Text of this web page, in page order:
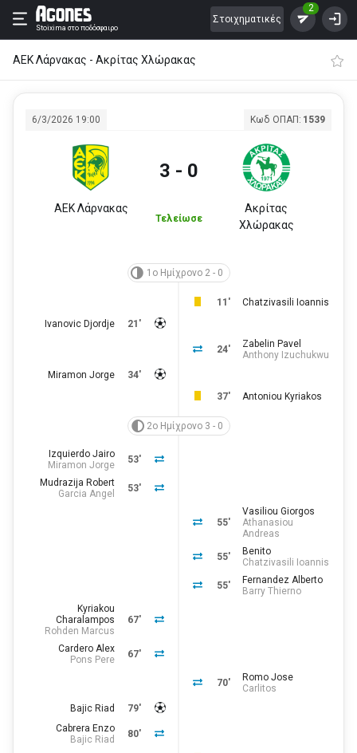
Stoixima στο ποδόσφαιρο
Στοιχηματικές
2
ΑΕΚ Λάρνακας - Ακρίτας Χλώρακας
6/3/2026 19:00 Κωδ ΟΠΑΠ: 1539
ΑΕΚ Λάρνακας
3 - 0
Τελείωσε
Ακρίτας
Χλώρακας
1ο Ημίχρονο 2 - 0
11'
Chatzivasili Ioannis
21'
Ivanovic Djordje
24'
Zabelin Pavel
Anthony Izuchukwu
34'
Miramon Jorge
37'
Antoniou Kyriakos
2ο Ημίχρονο 3 - 0
53'
Izquierdo Jairo
Miramon Jorge
53'
Mudrazija Robert
Garcia Angel
55'
Vasiliou Giorgos
Athanasiou
Andreas
55'
Benito
Chatzivasili Ioannis
55'
Fernandez Alberto
Barry Thierno
67'
Kyriakou
Charalampos
Rohden Marcus
67'
Cardero Alex
Pons Pere
70'
Romo Jose
Carlitos
79'
Bajic Riad
80'
Cabrera Enzo
Bajic Riad